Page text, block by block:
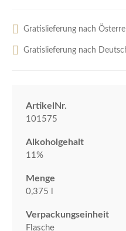
Gratislieferung nach
Gratislieferung nach
ArtikelNr.
101575
Alkoholgehalt
11%
Menge
0,375 l
Verpackungseinheit
Flasche